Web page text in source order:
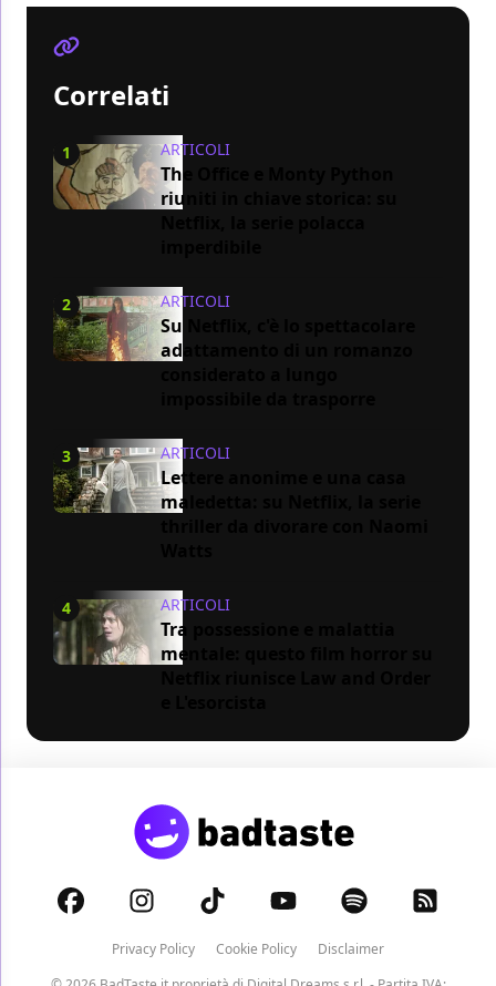
Correlati
1 ARTICOLI
The Office e Monty Python
riuniti in chiave storica: su
2 ARTICOLI
Su Netflix, c'è lo spettacolare
adattamento di un romanzo
3 ARTICOLI
Lettere anonime e una casa
maledetta: su Netflix, la serie
4 ARTICOLI
Tra possessione e malattia
mentale: questo film horror su
Privacy Policy Cookie Policy
Disclaimer